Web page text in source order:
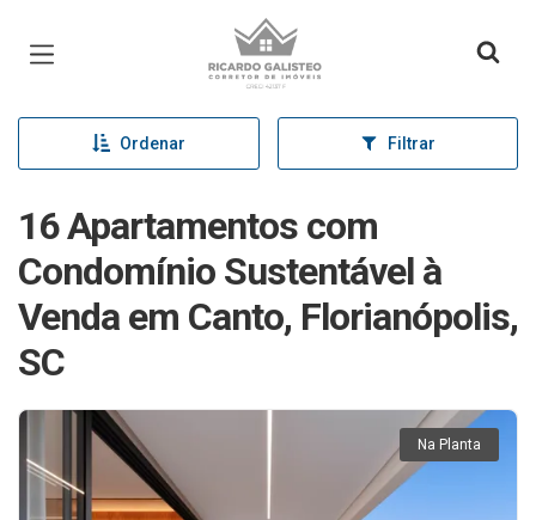
Página inicial
Ordenar Filtrar
16 Apartamentos com
Condomínio Sustentável à
Venda em Canto, Florianópolis,
SC
Na Planta